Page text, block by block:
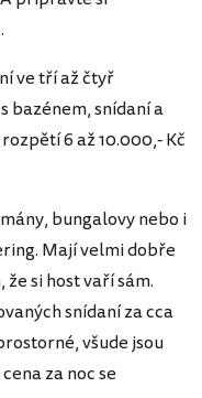
ve tří až čtyř
bazénem, snídaní a
6 až 10.000,- Kč
bungalovy nebo i
Mají velmi dobře
si host vaří sám.
snídaní za cca
všude jsou
za noc se